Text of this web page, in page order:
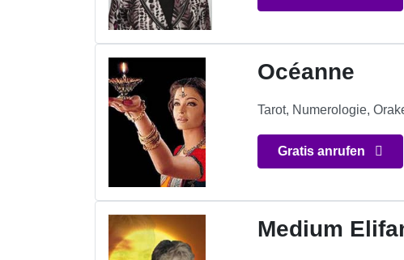
Océanne
Tarot, Numerologie,
Gratis anrufen
Medium